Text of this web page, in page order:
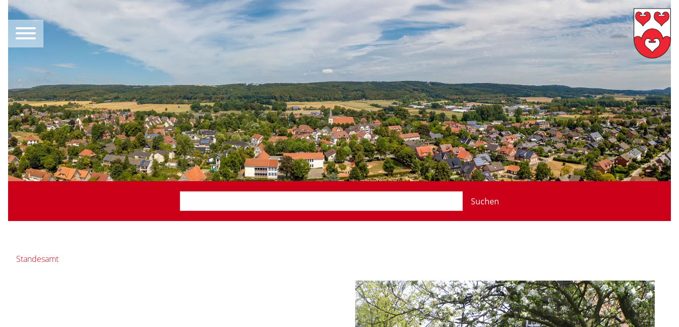
Suchen
Standesamt